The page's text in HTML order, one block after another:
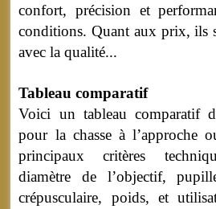
confort, précision et
conditions. Quant aux prix, ils
avec la qualité...
Tableau comparatif
Voici un tableau comparatif
pour la chasse à l’approche
principaux critères
diamètre de l’objectif,
crépusculaire, poids, et